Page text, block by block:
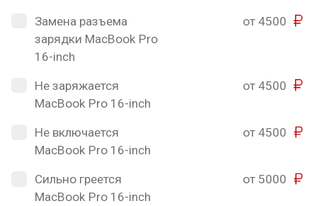
Замена разъема
зарядки MacBook Pro
16-inch
от 4500
Не заряжается
MacBook Pro 16-inch
от 4500
Не включается
MacBook Pro 16-inch
от 4500
Сильно греется
MacBook Pro 16-inch
от 5000